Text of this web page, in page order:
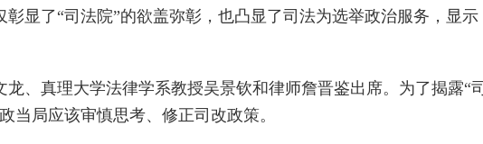
显了“司法院”的欲盖弥彰，也凸显了司法为选举政治服务，显示
、真理大学法律学系教授吴景钦和律师詹晋鉴出席。为了揭露“司
当局应该审慎思考、修正司改政策。